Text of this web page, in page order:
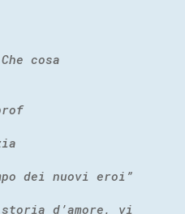
cosa
dei nuovi eroi”
d’amore, vi